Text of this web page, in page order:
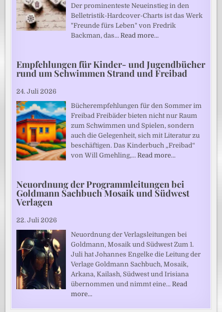
Der prominenteste Neueinstieg in den
Belletristik-Hardcover-Charts ist das Werk
"Freunde fürs Leben" von Fredrik
Backman, das…Read more…
Empfehlungen für Kinder- und Jugendbücher
rund um Schwimmen Strand und Freibad
24. Juli 2026
Bücherempfehlungen für den Sommer im
Freibad Freibäder bieten nicht nur Raum
zum Schwimmen und Spielen, sondern
auch die Gelegenheit, sich mit Literatur zu
beschäftigen. Das Kinderbuch „Freibad“
von Will Gmehling,…Read more…
Neuordnung der Programmleitungen bei
Goldmann Sachbuch Mosaik und Südwest
Verlagen
22. Juli 2026
Neuordnung der Verlagsleitungen bei
Goldmann, Mosaik und Südwest Zum 1.
Juli hat Johannes Engelke die Leitung der
Verlage Goldmann Sachbuch, Mosaik,
Arkana, Kailash, Südwest und Irisiana
übernommen und nimmt eine…Read
more…